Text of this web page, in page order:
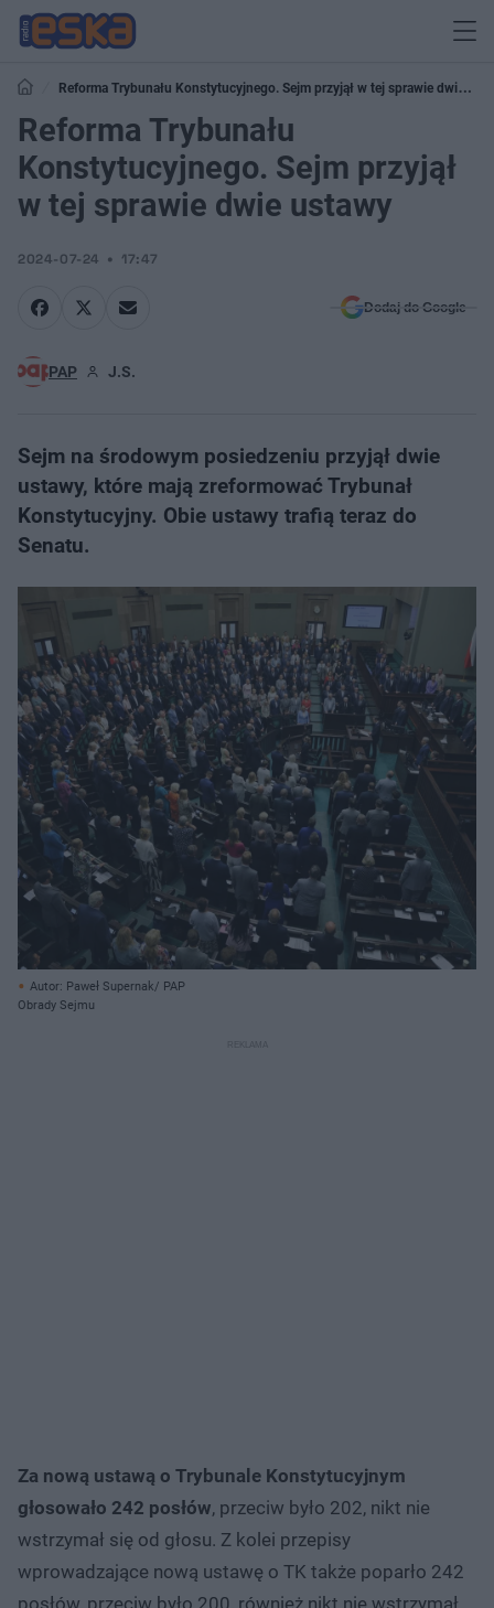
Reforma Trybunału Konstytucyjnego. Sejm przyjął w tej sprawie dwie
ustawy
Reforma Trybunału
Konstytucyjnego. Sejm przyjął
w tej sprawie dwie ustawy
2024-07-24 17:47
Dodaj do Google
PAP J.S.
Sejm na środowym posiedzeniu przyjął dwie
ustawy, które mają zreformować Trybunał
Konstytucyjny. Obie ustawy trafią teraz do
Senatu.
Autor: Paweł Supernak/ PAP
Obrady Sejmu
Za nową ustawą o Trybunale Konstytucyjnym
głosowało 242 posłów, przeciw było 202, nikt nie
wstrzymał się od głosu. Z kolei przepisy
wprowadzające nową ustawę o TK także poparło 242
posłów, przeciw było 200, również nikt nie wstrzymał